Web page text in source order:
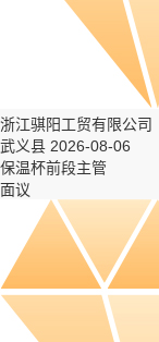
浙江骐阳工贸有限公司
武义县 2026-08-06
保温杯前段主管
面议